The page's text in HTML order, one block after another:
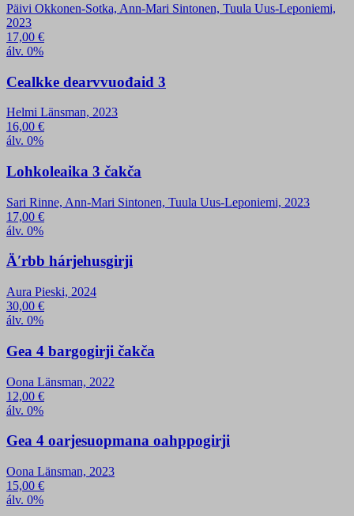
Päivi Okkonen-Sotka, Ann-Mari Sintonen, Tuula Uus-Leponiemi,
2023
17,00 €
álv. 0%
Cealkke dearvvuođaid 3
Helmi Länsman, 2023
16,00 €
álv. 0%
Lohkoleaika 3 čakča
Sari Rinne, Ann-Mari Sintonen, Tuula Uus-Leponiemi, 2023
17,00 €
álv. 0%
Äʹrbb hárjehusgirji
Aura Pieski, 2024
30,00 €
álv. 0%
Gea 4 bargogirji čakča
Oona Länsman, 2022
12,00 €
álv. 0%
Gea 4 oarjesuopmana oahppogirji
Oona Länsman, 2023
15,00 €
álv. 0%